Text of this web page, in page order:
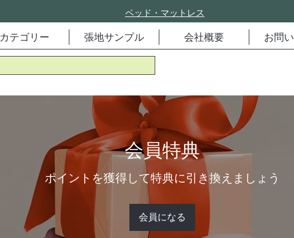
ベッド・マットレス
カテゴリー 張地サンプル 会社概要 お問
会員特典
ポイントを獲得して特典に引き換えましょう
会員になる